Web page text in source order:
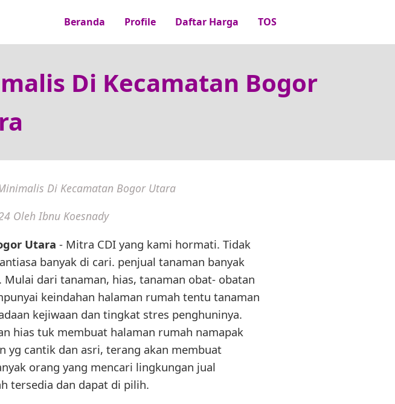
Beranda Profile Daftar Harga TOS
Di Kecamatan Bogor
Di Kecamatan Bogor Utara
Oleh Ibnu Koesnady
Utara - Mitra CDI yang kami hormati. Tidak
banyak di cari. penjual tanaman banyak
dari tanaman, hias, tanaman obat- obatan
keindahan halaman rumah tentu tanaman
kejiwaan dan tingkat stres penghuninya.
hias tuk membuat halaman rumah namapak
yg cantik dan asri, terang akan membuat
orang yang mencari lingkungan jual
tersedia dan dapat di pilih.